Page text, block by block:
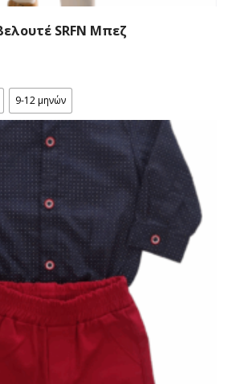
SRFN Mπεζ
9-12 μηνών